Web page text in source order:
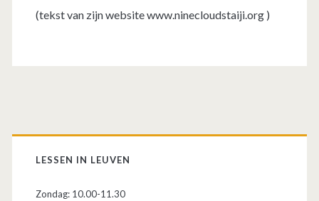
(tekst van zijn website www.ninecloudstaiji.org )
P
LESSEN IN LEUVEN
Zondag: 10.00-11.30